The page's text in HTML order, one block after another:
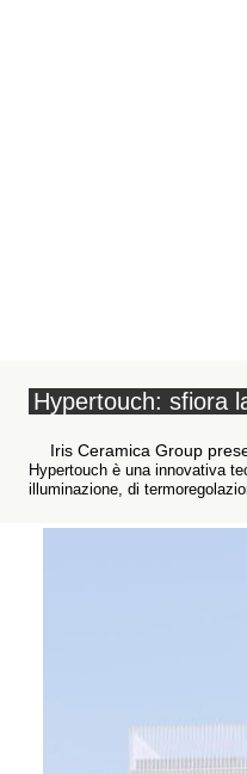
Hypertouch: sfiora
Iris Ceramica Group
Hypertouch è una innovativa
illuminazione, di